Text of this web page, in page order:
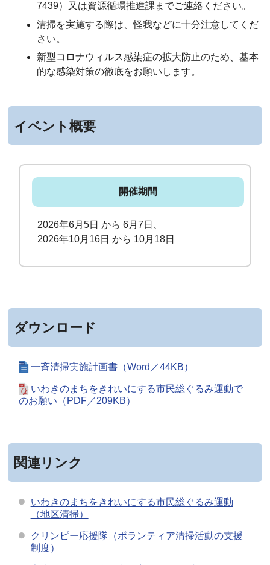
7439）又は資源循環推進課までご連絡ください。
清掃を実施する際は、怪我などに十分注意してくだ
さい。
新型コロナウィルス感染症の拡大防止のため、基本
的な感染対策の徹底をお願いします。
イベント概要
開催期間
2026年6月5日 から 6月7日、
2026年10月16日 から 10月18日
ダウンロード
一斉清掃実施計画書（Word／44KB）
いわきのまちをきれいにする市民総ぐるみ運動で
のお願い（PDF／209KB）
関連リンク
いわきのまちをきれいにする市民総ぐるみ運動
（地区清掃）
クリンピー応援隊（ボランティア清掃活動の支援
制度）